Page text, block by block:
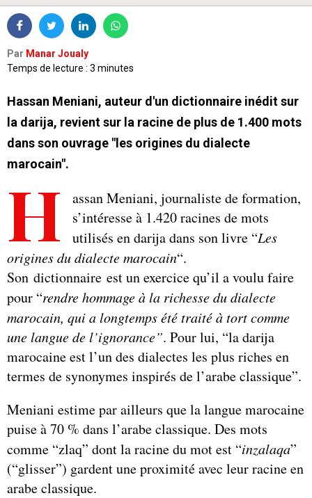
Par Manar Joualy
Temps de lecture : 3 minutes
Hassan Meniani, auteur d'un dictionnaire inédit sur
la darija, revient sur la racine de plus de 1.400 mots
dans son ouvrage "les origines du dialecte
marocain".
H
assan Meniani, journaliste de formation,
s’intéresse à 1.420 racines de mots
utilisés en darija dans son livre “Les
origines du dialecte marocain“.
Son dictionnaire est un exercice qu’il a voulu faire
pour “rendre hommage à la richesse du dialecte
marocain, qui a longtemps été traité à tort comme
une langue de l’ignorance”. Pour lui, “la darija
marocaine est l’un des dialectes les plus riches en
termes de synonymes inspirés de l’arabe classique”.
Meniani estime par ailleurs que la langue marocaine
puise à 70 % dans l’arabe classique. Des mots
comme “zlaq” dont la racine du mot est “inzalaqa”
(“glisser”) gardent une proximité avec leur racine en
arabe classique.